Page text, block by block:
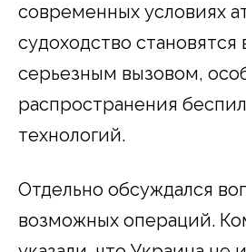
современных условиях
судоходство становятся
серьезным вызовом,
распространения
технологий.
Отдельно обсуждался
возможных операций.